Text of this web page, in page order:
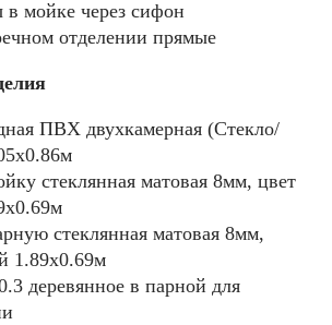
мойке через сифон
отделении прямые
ПВХ двухкамерная (Стекло/
стеклянная матовая 8мм, цвет
стеклянная матовая 8мм,
1.89х0.69м
деревянное в парной для